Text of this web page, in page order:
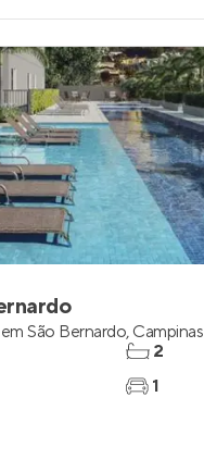
em São Bernardo, Campinas
2
1